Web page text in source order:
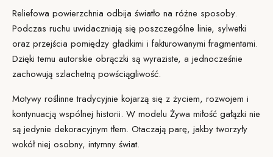
Reliefowa powierzchnia odbija światło na różne sposoby.
Podczas ruchu uwidaczniają się poszczególne linie, sylwetki
oraz przejścia pomiędzy gładkimi i fakturowanymi fragmentami.
Dzięki temu autorskie obrączki są wyraziste, a jednocześnie
zachowują szlachetną powściągliwość.
Motywy roślinne tradycyjnie kojarzą się z życiem, rozwojem i
kontynuacją wspólnej historii. W modelu Żywa miłość gałązki nie
są jedynie dekoracyjnym tłem. Otaczają parę, jakby tworzyły
wokół niej osobny, intymny świat.